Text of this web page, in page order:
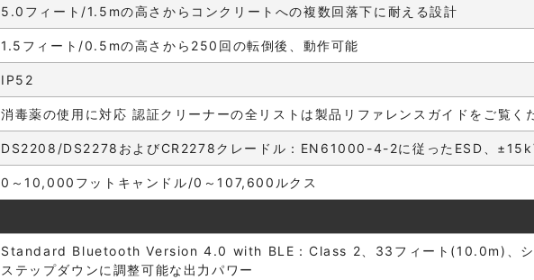
5.0フィート/1.5mの高さからコンクリートへの複数回落下に耐える設計
1.5フィート/0.5mの高さから250回の転倒後、動作可能
IP52
消毒薬の使用に対応 認証クリーナーの全リストは製品リファレンスガイドをご覧く
DS2208/DS2278およびCR2278クレードル：EN61000-4-2に従ったESD、
0～10,000フットキャンドル/0～107,600ルクス
Standard Bluetooth Version 4.0 with BLE：Class 2、33フィート(10.0m)、シ
ステップダウンに調整可能な出力パワー